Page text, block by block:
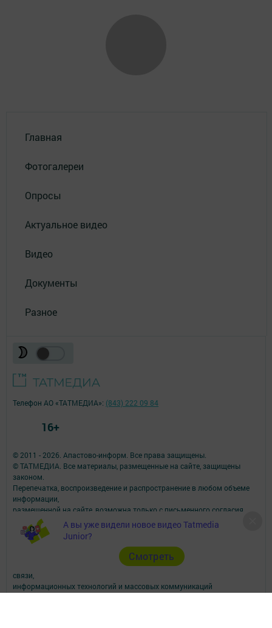
Главная
Фотогалереи
Опросы
Актуальное видео
Видео
Документы
Разное
А вы уже видели новое видео Tatmedia
Junior?
Cмотреть
© 2011 - 2026. Апастово-информ. Все права защищены.
© ТАТМЕДИА. Все материалы, размещенные на сайте, защищены
законом.
Перепечатка, воспроизведение и распространение в любом объеме
информации,
размещенной на сайте, возможна только с письменного согласия
редакций СМИ.
При поддержке Республиканского агентства по печати и массовым
коммуникациям.
Наименование СМИ: Апастово-информ
СМИ зарегистрировано Федеральной службой по надзору в сфере
связи,
информационных технологий и массовых коммуникаций
Телефон АО «ТАТМЕДИА»: (843) 222 09 84
16+